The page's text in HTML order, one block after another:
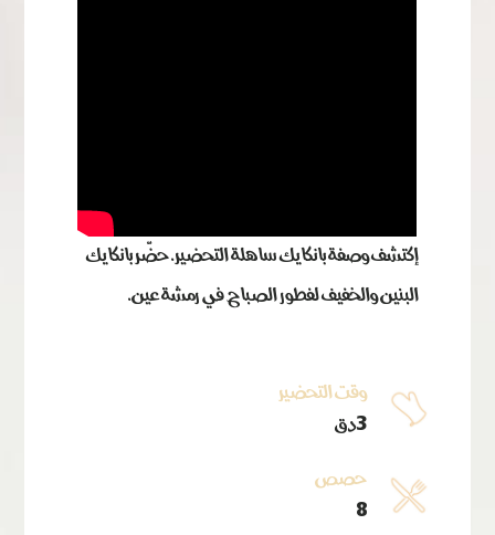
إكتشف وصفة بانكايك ساهلة التحضير. حضّر بانكايك
البنين والخفيف لفطور الصباح في رمشة عين.
وقت التحضير
3دق
حصص
8